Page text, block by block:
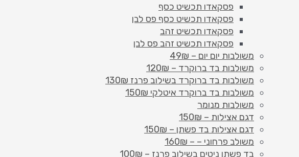
פסקאדו תכשיט כסף
פסקאדו תכשיט כסף פס לבן
פסקאדו תכשיט זהב
פסקאדו תכשיט זהב פס לבן
משולבות יום יום – 49₪
משולבות בד ברוקרד – 120₪
משולבות בד ברוקרד בשילוב פרנז 130₪
משולבות בד ברוקרד איטלקי 150₪
משולבות מנומר
דגם אצילות – 150₪
דגם אצילות בד פשתן – 150₪
משולב פרחוני – – 160₪
בד פשתן ניטים בשילוב פרנז – 100₪